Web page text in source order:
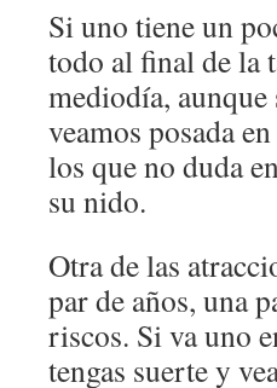
Si uno tiene un
todo al final de la
mediodía,
veamos posada
los que no duda
su nido.
Otra de las
par de años, una
riscos. Si va uno
tengas suerte y